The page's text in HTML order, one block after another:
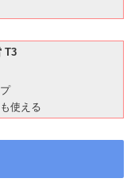
T3
使える